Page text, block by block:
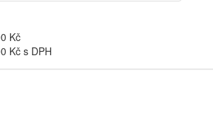
Kč
Kč s DPH